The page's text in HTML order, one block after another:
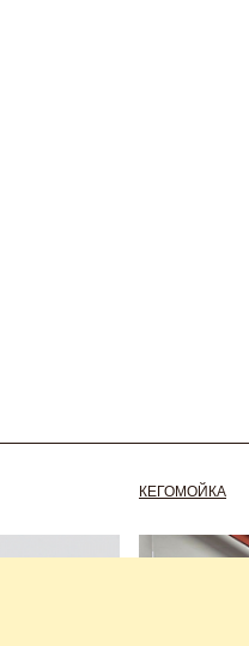
КЕГОМОЙКА